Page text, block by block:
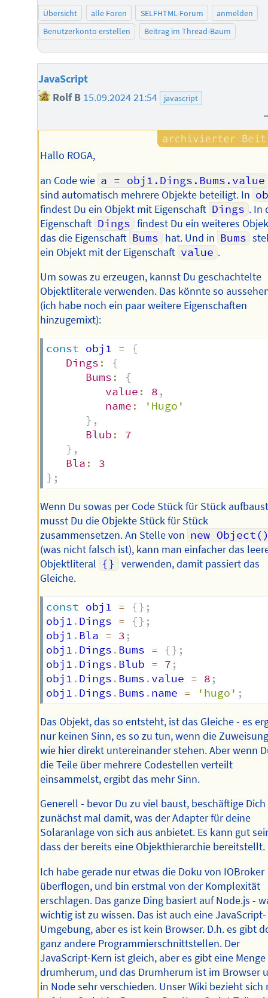
Übersicht alle Foren SELFHTML-Forum
anmelden
Benutzerkonto erstellen
Beitrag im Thread-Baum
JavaScript
Rolf B 15.09.2024 21:54 javascript
Hallo ROGA,
an Code wie a = obj1.Dings.Bums.value
sind automatisch mehrere Objekte beteiligt. In
findest Du ein Objekt mit Eigenschaft Dings . In
Eigenschaft Dings findest Du ein weiteres
das die Eigenschaft Bums hat. Und in Bums
ein Objekt mit der Eigenschaft value .
Um sowas zu erzeugen, kannst Du geschachtelte
Objektliterale verwenden. Das könnte so
(ich habe noch ein paar weitere Eigenschaften
hinzugemixt):
const obj1 =
{
Dings :
{
Bums :
{
value : 8 ,
name :
'Hugo'
} ,
Blub :
7
} ,
Bla :
3
} ;
Wenn Du sowas per Code Stück für Stück
musst Du die Objekte Stück für Stück
zusammensetzen. An Stelle von new
(was nicht falsch ist), kann man einfacher das
Objektliteral {} verwenden, damit passiert das
Gleiche.
const obj1 = {} ;
obj1 . Dings = {} ;
obj1 . Bla = 3 ;
obj1 . Dings . Bums = {} ;
obj1 . Dings . Blub = 7 ;
obj1 . Dings . Bums . value = 8 ;
obj1 . Dings . Bums . name = 'hugo' ;
Das Objekt, das so entsteht, ist das Gleiche - es
nur keinen Sinn, es so zu tun, wenn die
wie hier direkt untereinander stehen. Aber wenn
die Teile über mehrere Codestellen verteilt
einsammelst, ergibt das mehr Sinn.
Generell - bevor Du zu viel baust, beschäftige Dich
zunächst mal damit, was der Adapter für deine
Solaranlage von sich aus anbietet. Es kann gut
dass der bereits eine Objekthierarchie bereitstellt.
Ich habe gerade nur etwas die Doku von IOBroker
überflogen, und bin erstmal von der Komplexität
erschlagen. Das ganze Ding basiert auf Node.js -
wichtig ist zu wissen. Das ist auch eine JavaScript-
Umgebung, aber es ist kein Browser. D.h. es gibt
ganz andere Programmierschnittstellen. Der
JavaScript-Kern ist gleich, aber es gibt eine Menge
drumherum, und das Drumherum ist im Browser
in Node sehr verschieden. Unser Wiki bezieht sich